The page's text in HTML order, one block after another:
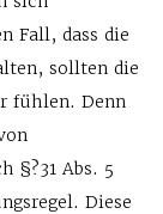
Fall, dass die
sollten die
fühlen. Denn
§?31 Abs. 5
Diese